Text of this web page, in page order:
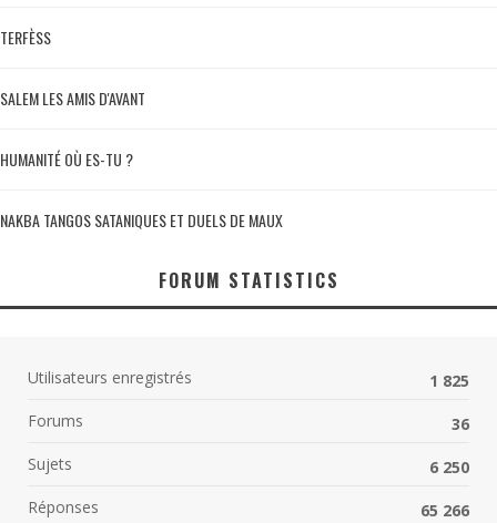
TERFÈSS
SALEM LES AMIS D'AVANT
HUMANITÉ OÙ ES-TU ?
NAKBA TANGOS SATANIQUES ET DUELS DE MAUX
FORUM STATISTICS
Utilisateurs enregistrés
1 825
Forums
36
Sujets
6 250
Réponses
65 266